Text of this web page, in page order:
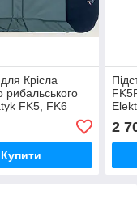
Крісла
рибальського
FK5, FK6
Купити
2